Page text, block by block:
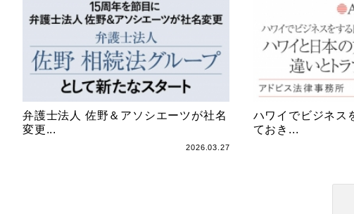
弁護士法人 佐野＆アソシエーツが社名
変更...
2026.03.27
ハワイでビジネス
ておき...